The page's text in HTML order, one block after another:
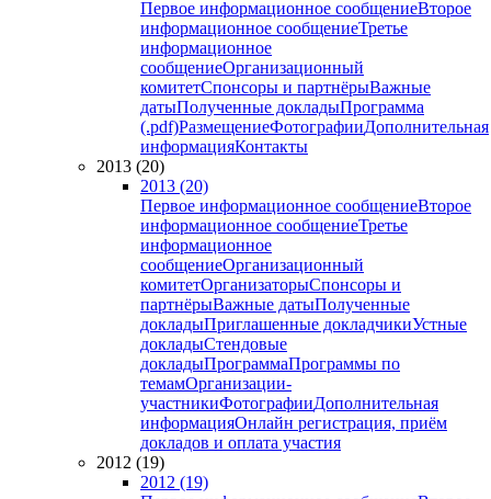
Первое информационное сообщениеВторое
информационное сообщениеТретье
информационное
сообщениеОрганизационный
комитетСпонсоры и партнёрыВажные
датыПолученные докладыПрограмма
(.pdf)РазмещениеФотографииДополнительная
информацияКонтакты
2013 (20)
2013 (20)
Первое информационное сообщениеВторое
информационное сообщениеТретье
информационное
сообщениеОрганизационный
комитетОрганизаторыСпонсоры и
партнёрыВажные датыПолученные
докладыПриглашенные докладчикиУстные
докладыСтендовые
докладыПрограммаПрограммы по
темамОрганизации-
участникиФотографииДополнительная
информацияОнлайн регистрация, приём
докладов и оплата участия
2012 (19)
2012 (19)